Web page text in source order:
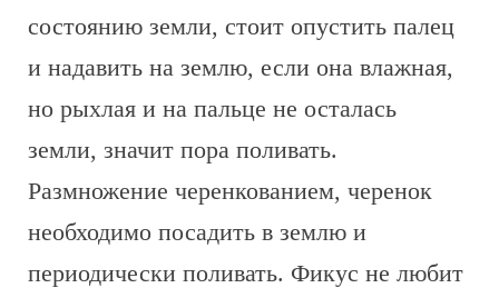
состоянию земли, стоит опустить палец
и надавить на землю, если она влажная,
но рыхлая и на пальце не осталась
земли, значит пора поливать.
Размножение черенкованием, черенок
необходимо посадить в землю и
периодически поливать. Фикус не любит